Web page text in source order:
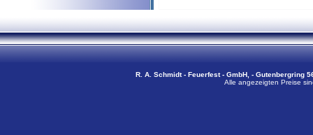
R. A. Schmidt - Feuerfest - GmbH, - Gutenbergring
Alle angezeigten Preise